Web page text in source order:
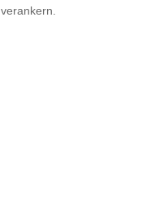
verankern.